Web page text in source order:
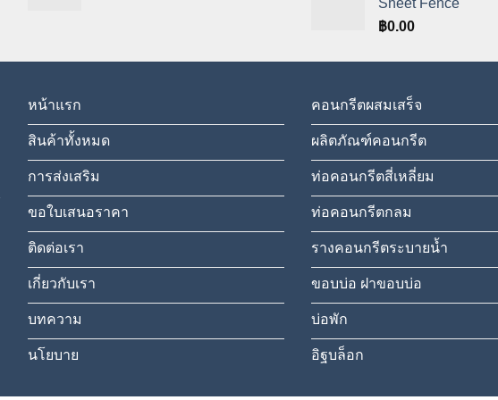
฿4,494.00
Sheet Fence
฿0.00
หน้าแรก
สินค้าทั้งหมด
การส่งเสริม
ขอใบเสนอราคา
ติดต่อเรา
เกี่ยวกับเรา
บทความ
นโยบาย
คอนกรีตผสมเสร็จ
ผลิตภัณฑ์คอนกรีต
ท่อคอนกรีตสี่เหลี่ยม
ท่อคอนกรีตกลม
รางคอนกรีตระบายน้ำ
ขอบบ่อ ฝาขอบบ่อ
บ่อพัก
อิฐบล็อก